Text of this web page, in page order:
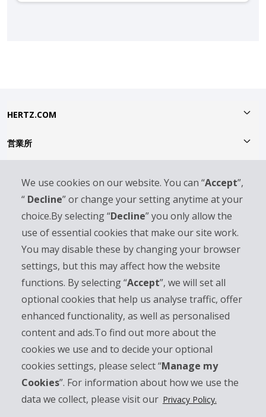
We use cookies on our website. You can “Accept”,
“ Decline” or change your setting anytime at your
choice.By selecting “Decline” you only allow the
use of essential cookies that make our site work.
You may disable these by changing your browser
settings, but this may affect how the website
functions. By selecting “Accept”, we will set all
optional cookies that help us analyse traffic, offer
enhanced functionality, as well as personalised
content and ads.To find out more about the
cookies we use and to decide your optional
cookies settings, please select “Manage my
Cookies”. For information about how we use the
data we collect, please visit our Privacy Policy.
HERTZ.COM
営業所
終了したセール、キャンペーン
日本国内のご予約
ABOUT HERTZ
サービスのご案内
その他のプログラム
旅行代理店
パートナー